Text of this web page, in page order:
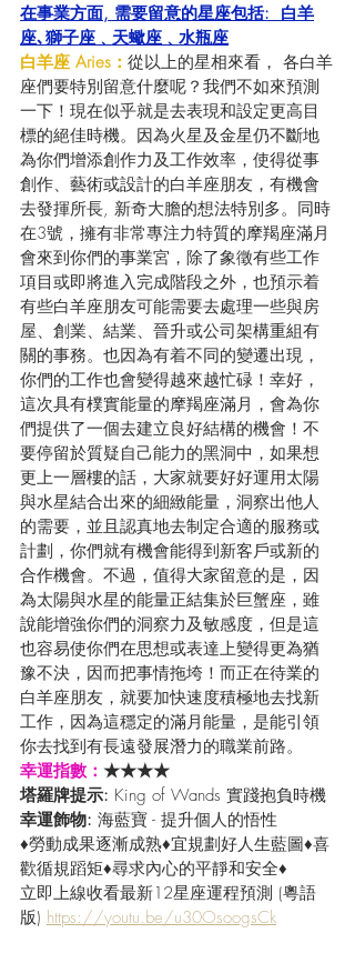
在事業方面, 需要留意的星座包括:  白羊
座､獅子座﹑天蠍座﹑水瓶座
白羊座 Aries： 從以上的星相來看， 各白羊
座們要特別留意什麼呢？我們不如來預測
一下！現在似乎就是去表現和設定更高目
標的絕佳時機。因為火星及金星仍不斷地
為你們增添創作力及工作效率，使得從事
創作、藝術或設計的白羊座朋友，有機會
去發揮所長, 新奇大膽的想法特別多。同時
在3號，擁有非常專注力特質的摩羯座滿月
會來到你們的事業宮，除了象徵有些工作
項目或即將進入完成階段之外，也預示着
有些白羊座朋友可能需要去處理一些與房
屋、創業、結業、晉升或公司架構重組有
關的事務。也因為有着不同的變遷出現，
你們的工作也會變得越來越忙碌！幸好，
這次具有樸實能量的摩羯座滿月，會為你
們提供了一個去建立良好結構的機會！不
要停留於質疑自己能力的黑洞中，如果想
更上一層樓的話，大家就要好好運用太陽
與水星結合出來的細緻能量，洞察出他人
的需要，並且認真地去制定合適的服務或
計劃，你們就有機會能得到新客戶或新的
合作機會。不過，值得大家留意的是，因
為太陽與水星的能量正結集於巨蟹座，雖
說能增強你們的洞察力及敏感度，但是這
也容易使你們在思想或表達上變得更為猶
豫不決，因而把事情拖垮！而正在待業的
白羊座朋友，就要加快速度積極地去找新
工作，因為這穩定的滿月能量，是能引領
你去找到有長遠發展潛力的職業前路。
幸運指數： ★★★★
塔羅牌提示: King of Wands 實踐抱負時機
幸運飾物: 海藍寶 - 提升個人的悟性
♦勞動成果逐漸成熟♦宜規劃好人生藍圖♦喜
歡循規蹈矩♦尋求內心的平靜和安全♦
立即上線收看最新12星座運程預測 (粵語
版) https://youtu.be/u30OsoogsCk